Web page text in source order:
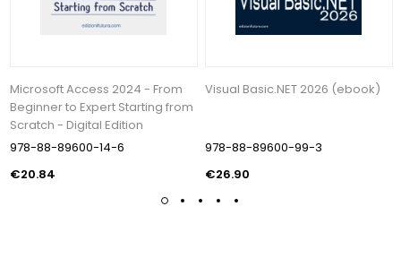
Microsoft Access 2024 - From
Beginner to Expert Starting from
Scratch - Digital Edition
978-88-89600-14-6
€20.84
Visual Basic.NET 2026 (ebook)
978-88-89600-99-3
€26.90